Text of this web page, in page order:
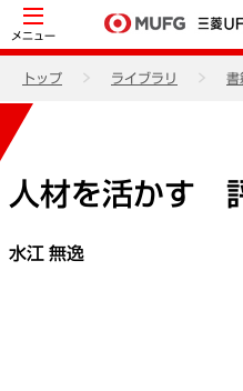
メニュー
トップ ライブラリ 書
人材を活かす
水江 無逸